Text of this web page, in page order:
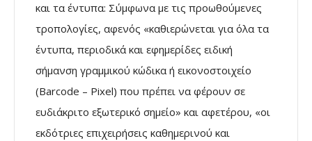
και τα έντυπα: Σύμφωνα με τις προωθούμενες
τροπολογίες, αφενός «καθιερώνεται για όλα τα
έντυπα, περιοδικά και εφημερίδες ειδική
σήμανση γραμμικού κώδικα ή εικονοστοιχείο
(Barcode – Pixel) που πρέπει να φέρουν σε
ευδιάκριτο εξωτερικό σημείο» και αφετέρου, «οι
εκδότριες επιχειρήσεις καθημερινού και